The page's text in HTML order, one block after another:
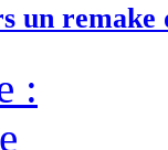
un remake